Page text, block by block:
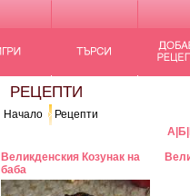
РЕЦЕПТИ
Начало
Рецепти
А Б
Великденския Козунак на
баба